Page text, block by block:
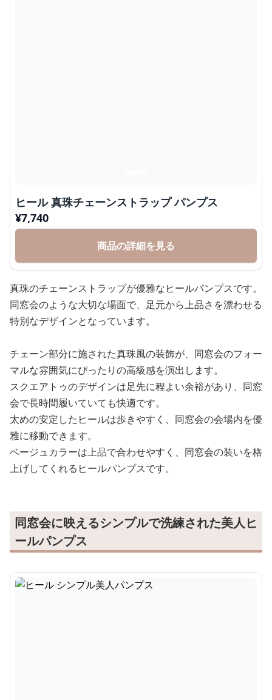
ヒール 真珠チェーンストラップ パンプス
¥7,740
商品の詳細を見る
真珠のチェーンストラップが優雅なヒールパンプスです。
同窓会のような大切な場面で、足元から上品さを漂わせる
特別なデザインとなっています。
チェーン部分に施された真珠風の装飾が、同窓会のフォー
マルな雰囲気にぴったりの高級感を演出します。
スクエアトゥのデザインは足先に程よい余裕があり、同窓
会で長時間履いていても快適です。
太めの安定したヒールは歩きやすく、同窓会の会場内を優
雅に移動できます。
ベージュカラーは上品で合わせやすく、同窓会の装いを格
上げしてくれるヒールパンプスです。
同窓会に映えるシンプルで洗練された美人ヒ
ールパンプス